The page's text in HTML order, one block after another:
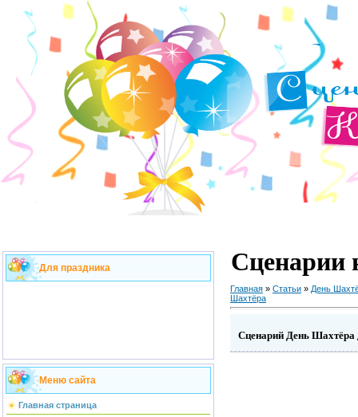
Для праздника
Меню сайта
Главная страница
Сценарии
Главная » Статьи » День
Шахтёра
Сценарий День Шахтёра